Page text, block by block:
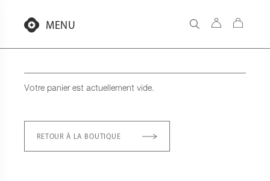
contenu
MENU
Votre panier est actuellement vide.
RETOUR À LA BOUTIQUE